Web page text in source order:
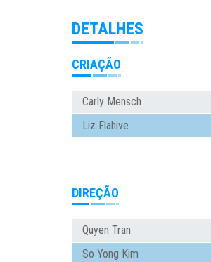
DETALHES
CRIAÇÃO
Carly Mensch
Liz Flahive
DIREÇÃO
Quyen Tran
So Yong Kim